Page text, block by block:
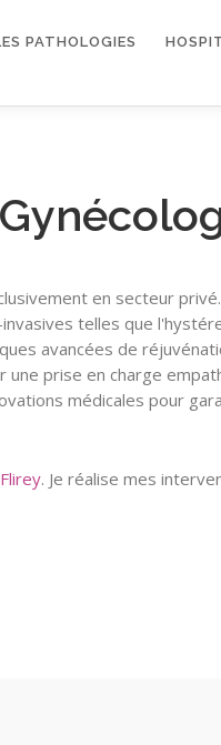
PATHOLOGIES
en secteur
telles que
avancées de
prise en charge
médicales pour
. Je réalise mes